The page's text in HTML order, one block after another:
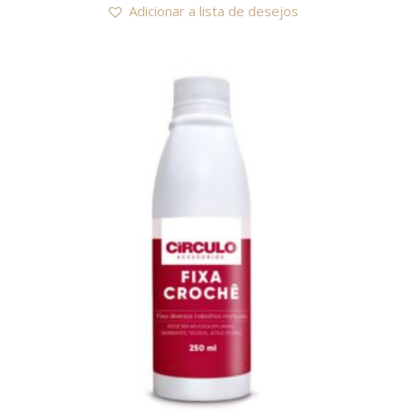
Adicionar a lista de desejos